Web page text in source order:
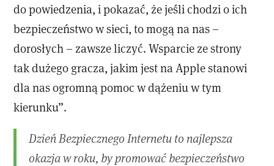
do powiedzenia, i pokazać, że jeśli chodzi o ich
bezpieczeństwo w sieci, to mogą na nas –
dorosłych – zawsze liczyć. Wsparcie ze strony
tak dużego gracza, jakim jest na Apple stanowi
dla nas ogromną pomoc w dążeniu w tym
kierunku”.
Dzień Bezpiecznego Internetu to najlepsza
okazja w roku, by promować bezpieczeństwo